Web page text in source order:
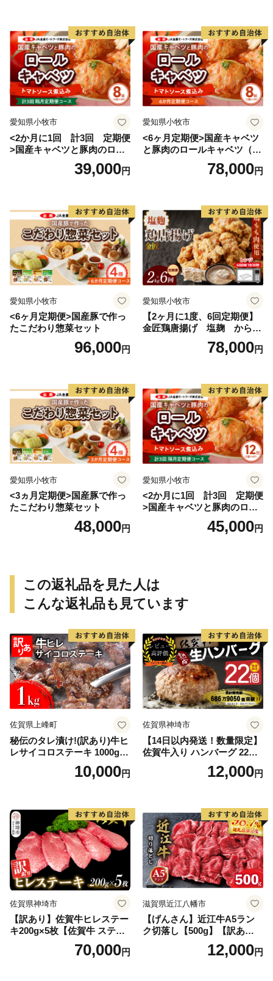
一度、納入いただいたご寄附については、返金する
ことはできませんので、返礼品を選択する際は、品質や
規格、数量、お届け時期などを十分ご確認いただきます
よう、お願いいたします。
愛知県小牧市
<2か月に1回 計3回 定期便
>国産キャベツと豚肉のロー
ルキャベツ（4P入り）
39,000円
愛知県小牧市
<6ヶ月定期便>国産キャベツ
と豚肉のロールキャベツ（4P
78,000円
愛知県小牧市
<6ヶ月定期便>国産豚で作っ
たこだわり惣菜セット
96,000円
愛知県小牧市
【2ヶ月に1度、6回定期便】
金匠鶏唐揚げ 塩麹 からあ
78,000円
愛知県小牧市
<3ヵ月定期便>国産豚で作っ
たこだわり惣菜セット
48,000円
愛知県小牧市
<2か月に1回 計3回 定期便
>国産キャベツと豚肉のロー
ルキャベツ（6P入り）
45,000円
この返礼品を見た人は
こんな返礼品も見ています
佐賀県上峰町
秘伝のタレ漬け!(訳あり)牛ヒ
レサイコロステーキ 1000g
10,000円
佐賀県神埼市
【14日以内発送！数量限定】
佐賀牛入り ハンバーグ 22個
2.6kg(120g×22個)【佐賀牛
黒毛和牛 ブランド牛 九州 ハ
気】(H083106)
12,000円
佐賀県神埼市
【訳あり】佐賀牛ヒレステー
キ200g×5枚【佐賀牛 ステー
キ ブランド肉 ヒレ肉 フィレ
肉 ジューシー ヘルシー】(H0
70,000円
滋賀県近江八幡市
【げんさん】近江牛A5ラン
ク切落し【500g】【訳あり】
12,000円